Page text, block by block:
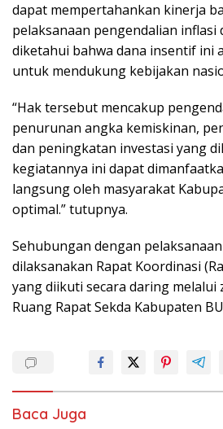
dapat mempertahankan kinerja
pelaksanaan pengendalian inflasi
diketahui bahwa dana insentif ini
untuk mendukung kebijakan
“Hak tersebut mencakup
penurunan angka kemiskinan,
dan peningkatan investasi yang
kegiatannya ini dapat
langsung oleh masyarakat
optimal.” tutupnya.
Sehubungan dengan
dilaksanakan Rapat Koordinasi
yang diikuti secara daring melalui
Ruang Rapat Sekda Kabupaten
Baca Juga